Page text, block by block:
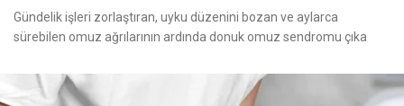
Gündelik işleri zorlaştıran, uyku düzenini bozan ve aylarca
sürebilen omuz ağrılarının ardında donuk omuz sendromu çıka